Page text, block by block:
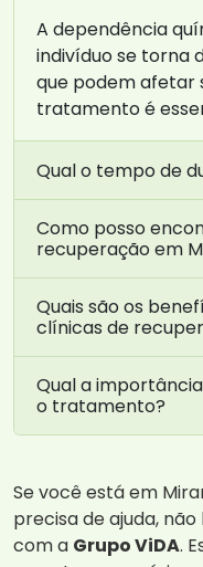
A dependência
indivíduo se torna
que podem afetar
tratamento é
Qual o tempo de
Como posso
recuperação em
Quais são os
clínicas de
Qual a
o tratamento?
Se você está em
precisa de ajuda,
com a Grupo ViDA.